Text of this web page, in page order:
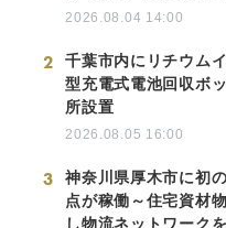
2026.08.04 14:00
2
千葉市内にリチウム
型充電式電池回収ボ
所設置
2026.08.05 16:00
3
神奈川県厚木市に初
点が稼働～住宅資材
し物流ネットワーク